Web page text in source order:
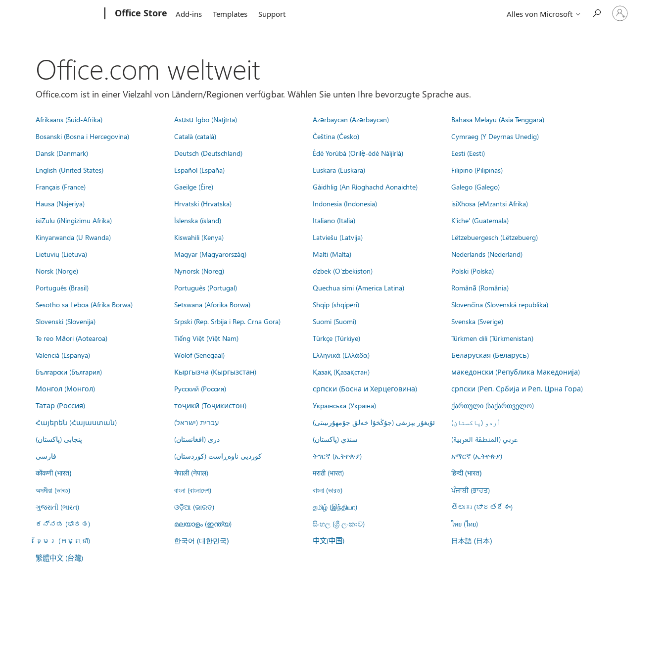
Office Store Add-ins Templates Support Alles von Microsoft
Bei
Ihrem
Konto
Office.com weltweit
Office.com ist in einer Vielzahl von Ländern/Regionen verfügbar. Wählen Sie unten Ihre bevorzugte Sprache aus.
Afrikaans (Suid-Afrika) Asụsụ Igbo (Naịjịrịa) Azərbaycan (Azərbaycan)
Bahasa Melayu (Asia Tenggara)
Bosanski (Bosna i Hercegovina)
Català (català) Čeština (Česko)
Cymraeg (Y Deyrnas Unedig)
Dansk (Danmark)
Deutsch (Deutschland) Èdè Yorùbá (Orilẹ̀-èdè Nàìjíríà)
Eesti (Eesti)
English (United States)
Español (España) Euskara (Euskara)
Filipino (Pilipinas)
Français (France)
Gaeilge (Éire) Gàidhlig (An Rìoghachd Aonaichte)
Galego (Galego)
Hausa (Najeriya)
Hrvatski (Hrvatska) Indonesia (Indonesia)
isiXhosa (eMzantsi Afrika)
isiZulu (iNingizimu Afrika)
Íslenska (ísland) Italiano (Italia)
K'iche' (Guatemala)
Kinyarwanda (U Rwanda)
Kiswahili (Kenya) Latviešu (Latvija)
Lëtzebuergesch (Lëtzebuerg)
Lietuvių (Lietuva)
Magyar (Magyarország) Malti (Malta)
Nederlands (Nederland)
Norsk (Norge)
Nynorsk (Noreg) o'zbek (O'zbekiston)
Polski (Polska)
Português (Brasil)
Português (Portugal) Quechua simi (America Latina)
Română (România)
Sesotho sa Leboa (Afrika Borwa)
Setswana (Aforika Borwa) Shqip (shqipëri)
Slovenčina (Slovenská republika)
Slovenski (Slovenija)
Srpski (Rep. Srbija i Rep. Crna Gora) Suomi (Suomi)
Svenska (Sverige)
Te reo Māori (Aotearoa)
Tiếng Việt (Việt Nam) Türkçe (Türkiye)
Türkmen dili (Türkmenistan)
Valencià (Espanya)
Wolof (Senegaal) Ελληνικά (Ελλάδα)
Беларуская (Беларусь)
Български (България)
Кыргызча (Кыргызстан) Қазақ (Қазақстан)
македонски (Република Македонија)
Монгол (Монгол)
Русский (Россия) српски (Босна и Херцеговина)
српски (Реп. Србија и Реп. Црна Гора)
Татар (Россия)
тоҷикӣ (Тоҷикистон) Українська (Україна)
ქართული (საქართველო)
Հայերեն (Հայաստան)
עברית (ישראל) ئۇيغۇر يېزىقى (جۇڭخۇا خەلق جۇمھۇرىيىتى)
اُردو (پاکستان)
پنجابی (پاکستان)
درى (افغانستان) سنڌي (پاکستان)
عربي (المنطقة العربية)
فارسى
کوردیی ناوەڕاست (کوردستان) ትግርኛ (ኢትዮጵያ) አማርኛ (ኢትዮጵያ)
कोंकणी (भारत) नेपाली (नेपाल) मराठी (भारत) हिन्दी (भारत)
অসমীয়া (ভাৰত) বাংলা (বাংলাদেশ) বাংলা (ভারত)
ਪੰਜਾਬੀ (ਭਾਰਤ)
ગુજરાતી (ભારત)
ଓଡ଼ିଆ (ଭାରତ) தமிழ் (இந்தியா)
తెలుగు (భారతదేశం)
ಕನ್ನಡ (ಭಾರತ)
മലയാളം (ഇന്ത്യ) සිංහල (ශ්‍රී ලංකාව)
ไทย (ไทย)
ខ្មែរ (កម្ពុជា)
한국어 (대한민국) 中文(中国) 日本語 (日本)
繁體中文 (台灣)